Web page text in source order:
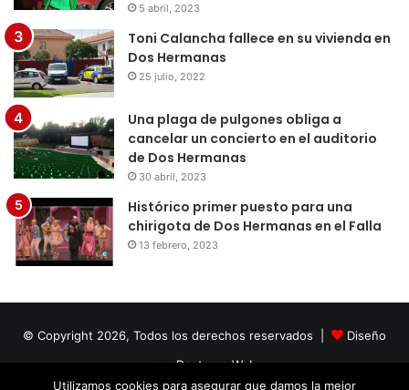
5 abril, 2023
Toni Calancha fallece en su vivienda en
Dos Hermanas
25 julio, 2022
Una plaga de pulgones obliga a
cancelar un concierto en el auditorio
de Dos Hermanas
30 abril, 2023
Histórico primer puesto para una
chirigota de Dos Hermanas en el Falla
13 febrero, 2023
© Copyright 2026, Todos los derechos reservados |
Diseño
por Doctores Web
Utilizamos cookies para asegurar que damos la mejor